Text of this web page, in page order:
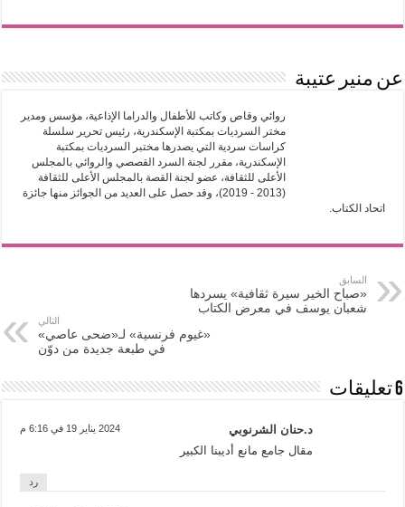
عن منير عتيبة
روائي وقاص وكاتب للأطفال والدراما الإذاعية، مؤسس ومدير
مختر السرديات بمكتبة الإسكندرية، رئيس تحرير سلسلة
كراسات سردية التي يصدرها مختبر السرديات بمكتبة
الإسكندرية، مقرر لجنة السرد القصصي والروائي بالمجلس
الأعلى للثقافة، عضو لجنة القصة بالمجلس الأعلى للثقافة
(2013 - 2019)، وقد حصل على العديد من الجوائز منها جائزة
اتحاد الكتاب.
السابق
«صباح الخير سيرة ثقافية» يسردها
شعبان يوسف في معرض الكتاب
التالي
«غيوم فرنسية» لـ«ضحى عاصي»
في طبعة جديدة من دوّن
6 تعليقات
د.حنان الشرنوبي 2024 يناير 19 في 6:16 م
مقال جامع مانع أديبنا الكبير
رد